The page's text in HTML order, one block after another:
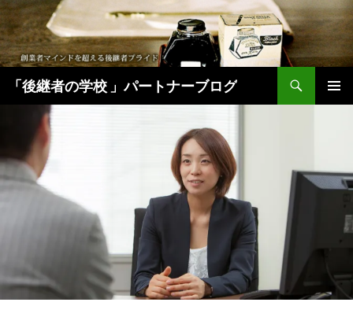
「後継者の学校 」パートナーブログ
検
ツ
へ